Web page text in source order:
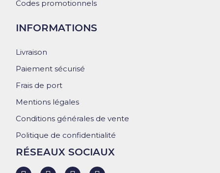
Codes promotionnels
INFORMATIONS
Livraison
Paiement sécurisé
Frais de port
Mentions légales
Conditions générales de vente
Politique de confidentialité
RÉSEAUX SOCIAUX